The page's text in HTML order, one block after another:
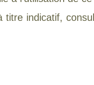
titre indicatif,